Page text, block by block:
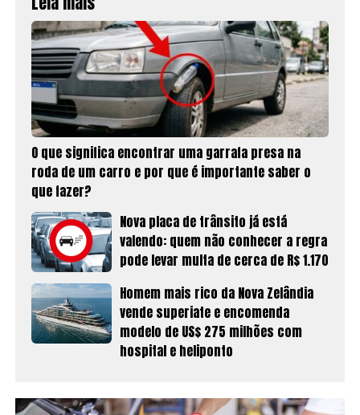
O que significa encontrar uma garrafa presa na
roda de um carro e por que é importante saber o
que fazer?
Nova placa de trânsito já está
valendo: quem não conhecer a regra
pode levar multa de cerca de R$ 1.170
Homem mais rico da Nova Zelândia
vende superiate e encomenda
modelo de US$ 275 milhões com
hospital e heliponto